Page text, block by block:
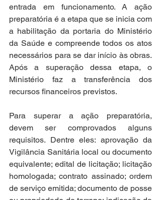
entrada em funcionamento. A ação
preparatória é a etapa que se inicia com
a habilitação da portaria do Ministério
da Saúde e compreende todos os atos
necessários para se dar início às obras.
Após a superação dessa etapa, o
Ministério faz a transferência dos
recursos financeiros previstos.
Para superar a ação preparatória,
devem ser comprovados alguns
requisitos. Dentre eles: aprovação da
Vigilância Sanitária local ou documento
equivalente; edital de licitação; licitação
homologada; contrato assinado; ordem
de serviço emitida; documento de posse